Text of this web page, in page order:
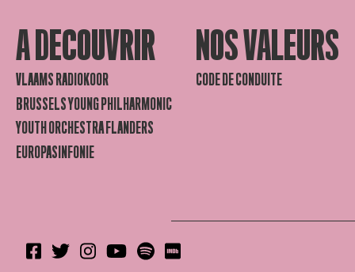
A DECOUVRIR
VLAAMS RADIOKOOR
BRUSSELS YOUNG PHILHARMONIC
YOUTH ORCHESTRA FLANDERS
EUROPASINFONIE
NOS VALEURS
CODE DE CONDUITE